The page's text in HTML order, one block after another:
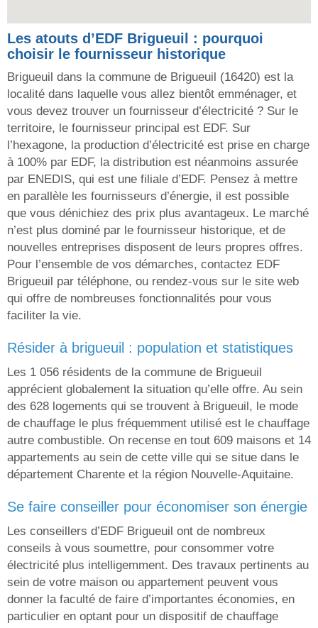
Les atouts d’EDF Brigueuil : pourquoi
choisir le fournisseur historique
Brigueuil dans la commune de Brigueuil (16420) est la
localité dans laquelle vous allez bientôt emménager, et
vous devez trouver un fournisseur d’électricité ? Sur le
territoire, le fournisseur principal est EDF. Sur
l’hexagone, la production d’électricité est prise en charge
à 100% par EDF, la distribution est néanmoins assurée
par ENEDIS, qui est une filiale d’EDF. Pensez à mettre
en parallèle les fournisseurs d’énergie, il est possible
que vous dénichiez des prix plus avantageux. Le marché
n’est plus dominé par le fournisseur historique, et de
nouvelles entreprises disposent de leurs propres offres.
Pour l’ensemble de vos démarches, contactez EDF
Brigueuil par téléphone, ou rendez-vous sur le site web
qui offre de nombreuses fonctionnalités pour vous
faciliter la vie.
résider à brigueuil : population et statistiques
Les 1 056 résidents de la commune de Brigueuil
apprécient globalement la situation qu’elle offre. Au sein
des 628 logements qui se trouvent à Brigueuil, le mode
de chauffage le plus fréquemment utilisé est le chauffage
autre combustible. On recense en tout 609 maisons et 14
appartements au sein de cette ville qui se situe dans le
département Charente et la région Nouvelle-Aquitaine.
se faire conseiller pour économiser son énergie
Les conseillers d’EDF Brigueuil ont de nombreux
conseils à vous soumettre, pour consommer votre
électricité plus intelligemment. Des travaux pertinents au
sein de votre maison ou appartement peuvent vous
donner la faculté de faire d’importantes économies, en
particulier en optant pour un dispositif de chauffage